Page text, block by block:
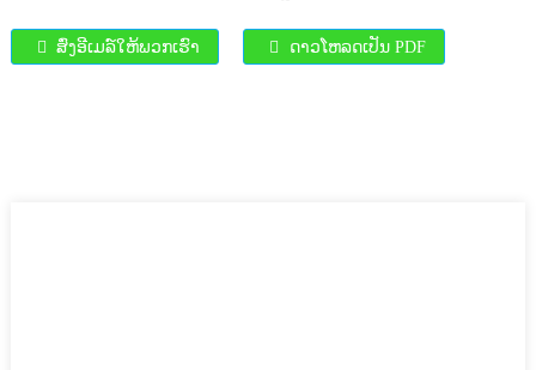
ສົ່ງອີເມລ໌ໃຫ້ພວກເຮົາ ດາວໂຫລດເປັນ PDF